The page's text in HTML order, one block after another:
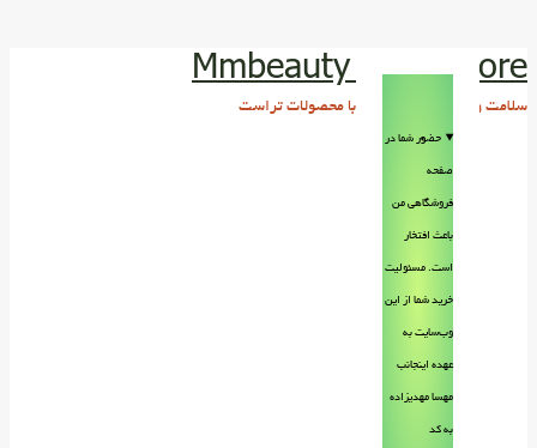
Mmbeauty Trust store
سلامت و زیبایی پوست و مو با محصولات تراست
حضور شما در
صفحه
فروشگاهی من
باعث افتخار
است. مسئولیت
خرید شما از این
وب‌سایت به
عهده اینجانب
مهسا مهدیزاده
به کد